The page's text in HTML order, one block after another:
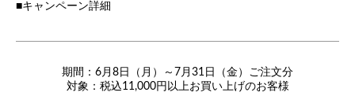
■キャンペーン詳細
期間：6月8日（月）～7月31日（金）ご注文分
対象：税込11,000円以上お買い上げのお客様